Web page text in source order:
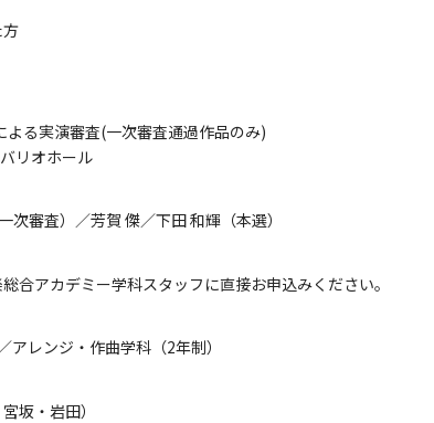
方
よる実演審査(一次審査通過作品のみ)
リオホール
審査）／芳賀 傑／下田 和輝（本選）
合アカデミー学科スタッフに直接お申込みください。
レンジ・作曲学科（2年制）
坂・岩田）